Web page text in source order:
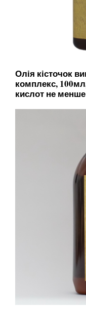
Олія кісточок
комплекс,
кислот не